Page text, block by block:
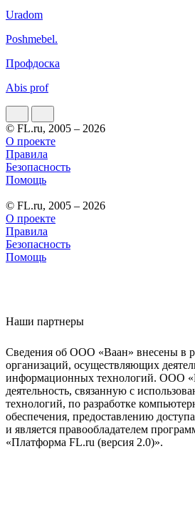
Uradom
Poshmebel.
Профдоска
Abis prof
© FL.ru, 2005 – 2026
О проекте
Правила
Безопасность
Помощь
© FL.ru, 2005 – 2026
О проекте
Правила
Безопасность
Помощь
Наши партнеры
Сведения об ООО «Ваан» внесены в
организаций, осуществляющих
информационных технологий. ООО
деятельность, связанную с
технологий, по разработке
обеспечения, предоставлению
и является правообладателем
«Платформа FL.ru (версия 2.0)».